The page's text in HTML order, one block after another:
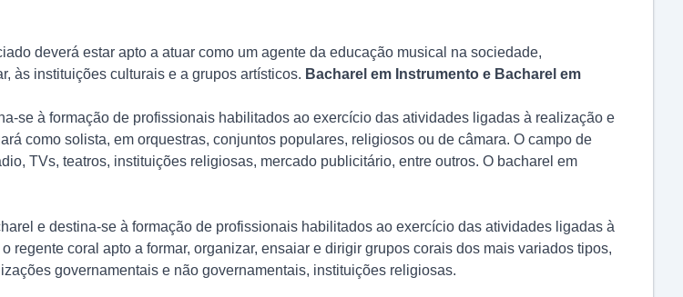
deverá estar apto a atuar como um agente da educação musical na sociedade,
às instituições culturais e a grupos artísticos. Bacharel em Instrumento e Bacharel em
se à formação de profissionais habilitados ao exercício das atividades ligadas à realização e
como solista, em orquestras, conjuntos populares, religiosos ou de câmara. O campo de
TVs, teatros, instituições religiosas, mercado publicitário, entre outros. O bacharel em
e destina-se à formação de profissionais habilitados ao exercício das atividades ligadas à
coral apto a formar, organizar, ensaiar e dirigir grupos corais dos mais variados tipos,
governamentais e não governamentais, instituições religiosas.